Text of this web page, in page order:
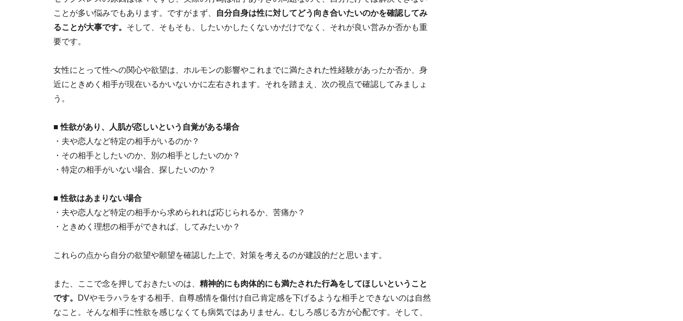
ことが多い悩みでもあります。ですがまず、
自分自身は性に対してどう向き合いたいのかを確認してみ
ることが大事です。 そして、そもそも、したいかしたくないかだけでなく、それが良い営みか否かも重
要です。
女性にとって性への関心や欲望は、ホルモンの影響やこれまでに満たされた性経験があったか否か、身
近にときめく相手が現在いるかいないかに左右されます。それを踏まえ、次の視点で確認してみましょ
う。
■ 性欲があり、人肌が恋しいという自覚がある場合
・夫や恋人など特定の相手がいるのか？
・その相手としたいのか、別の相手としたいのか？
・特定の相手がいない場合、探したいのか？
■ 性欲はあまりない場合
・夫や恋人など特定の相手から求められれば応じられるか、苦痛か？
・ときめく理想の相手ができれば、してみたいか？
これらの点から自分の欲望や願望を確認した上で、対策を考えるのが建設的だと思います。
また、ここで念を押しておきたいのは、 精神的にも肉体的にも満たされた行為をしてほしいということ
です。
DVやモラハラをする相手、自尊感情を傷付け自己肯定感を下げるような相手とできないのは自然
なこと。そんな相手に性欲を感じなくても病気ではありません。むしろ感じる方が心配です。そして、